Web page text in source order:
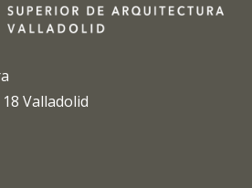
Valladolid